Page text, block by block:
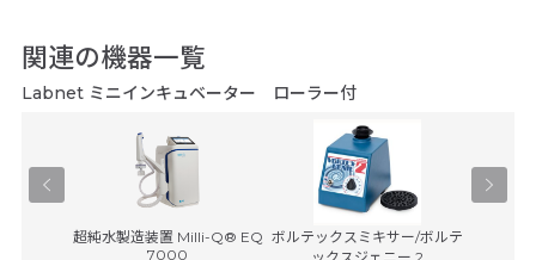
関連の機器一覧
Labnet ミニインキュベーター ローラー付
超純水製造装置 Milli-Q® EQ
7000
ボルテックスミキサー/ボルテ